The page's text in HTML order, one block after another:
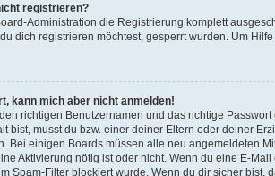
registrieren?
Administration die Registrierung komplett
dich registrieren möchtest, gesperrt wurden. Um
kann mich aber nicht anmelden!
richtigen Benutzernamen und das richtige
bist, musst du bzw. einer deiner Eltern oder deiner
Bei einigen Boards müssen alle neu angemeldeten
Aktivierung nötig ist oder nicht. Wenn du eine E-
Spam-Filter blockiert wurde. Wenn du dir sicher